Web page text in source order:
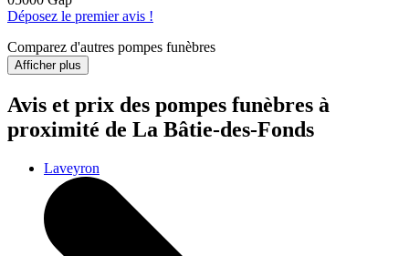
Déposez le premier avis !
Comparez d'autres pompes funèbres
Afficher plus
Avis et prix des pompes funèbres à
proximité de La Bâtie-des-Fonds
Laveyron